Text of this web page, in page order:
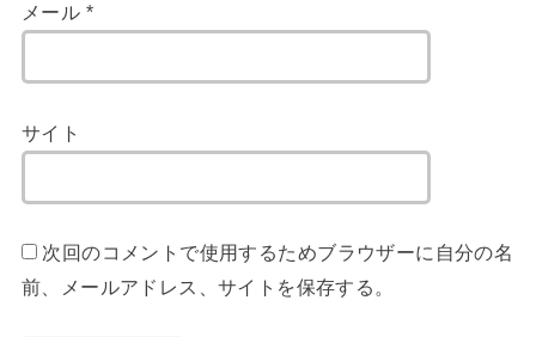
メール *
サイト
次回のコメントで使用するためブラウザーに自分の名
前、メールアドレス、サイトを保存する。